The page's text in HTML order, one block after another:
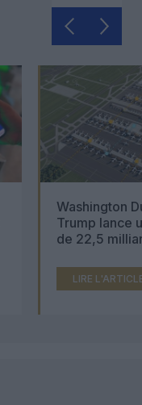
Washington
Trump lance
de 22,5
LIRE